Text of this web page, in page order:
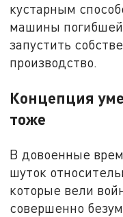
кустарным
машины
запустить
производство.
Концепция
тоже
В довоенные
шуток
которые вели
совершенно